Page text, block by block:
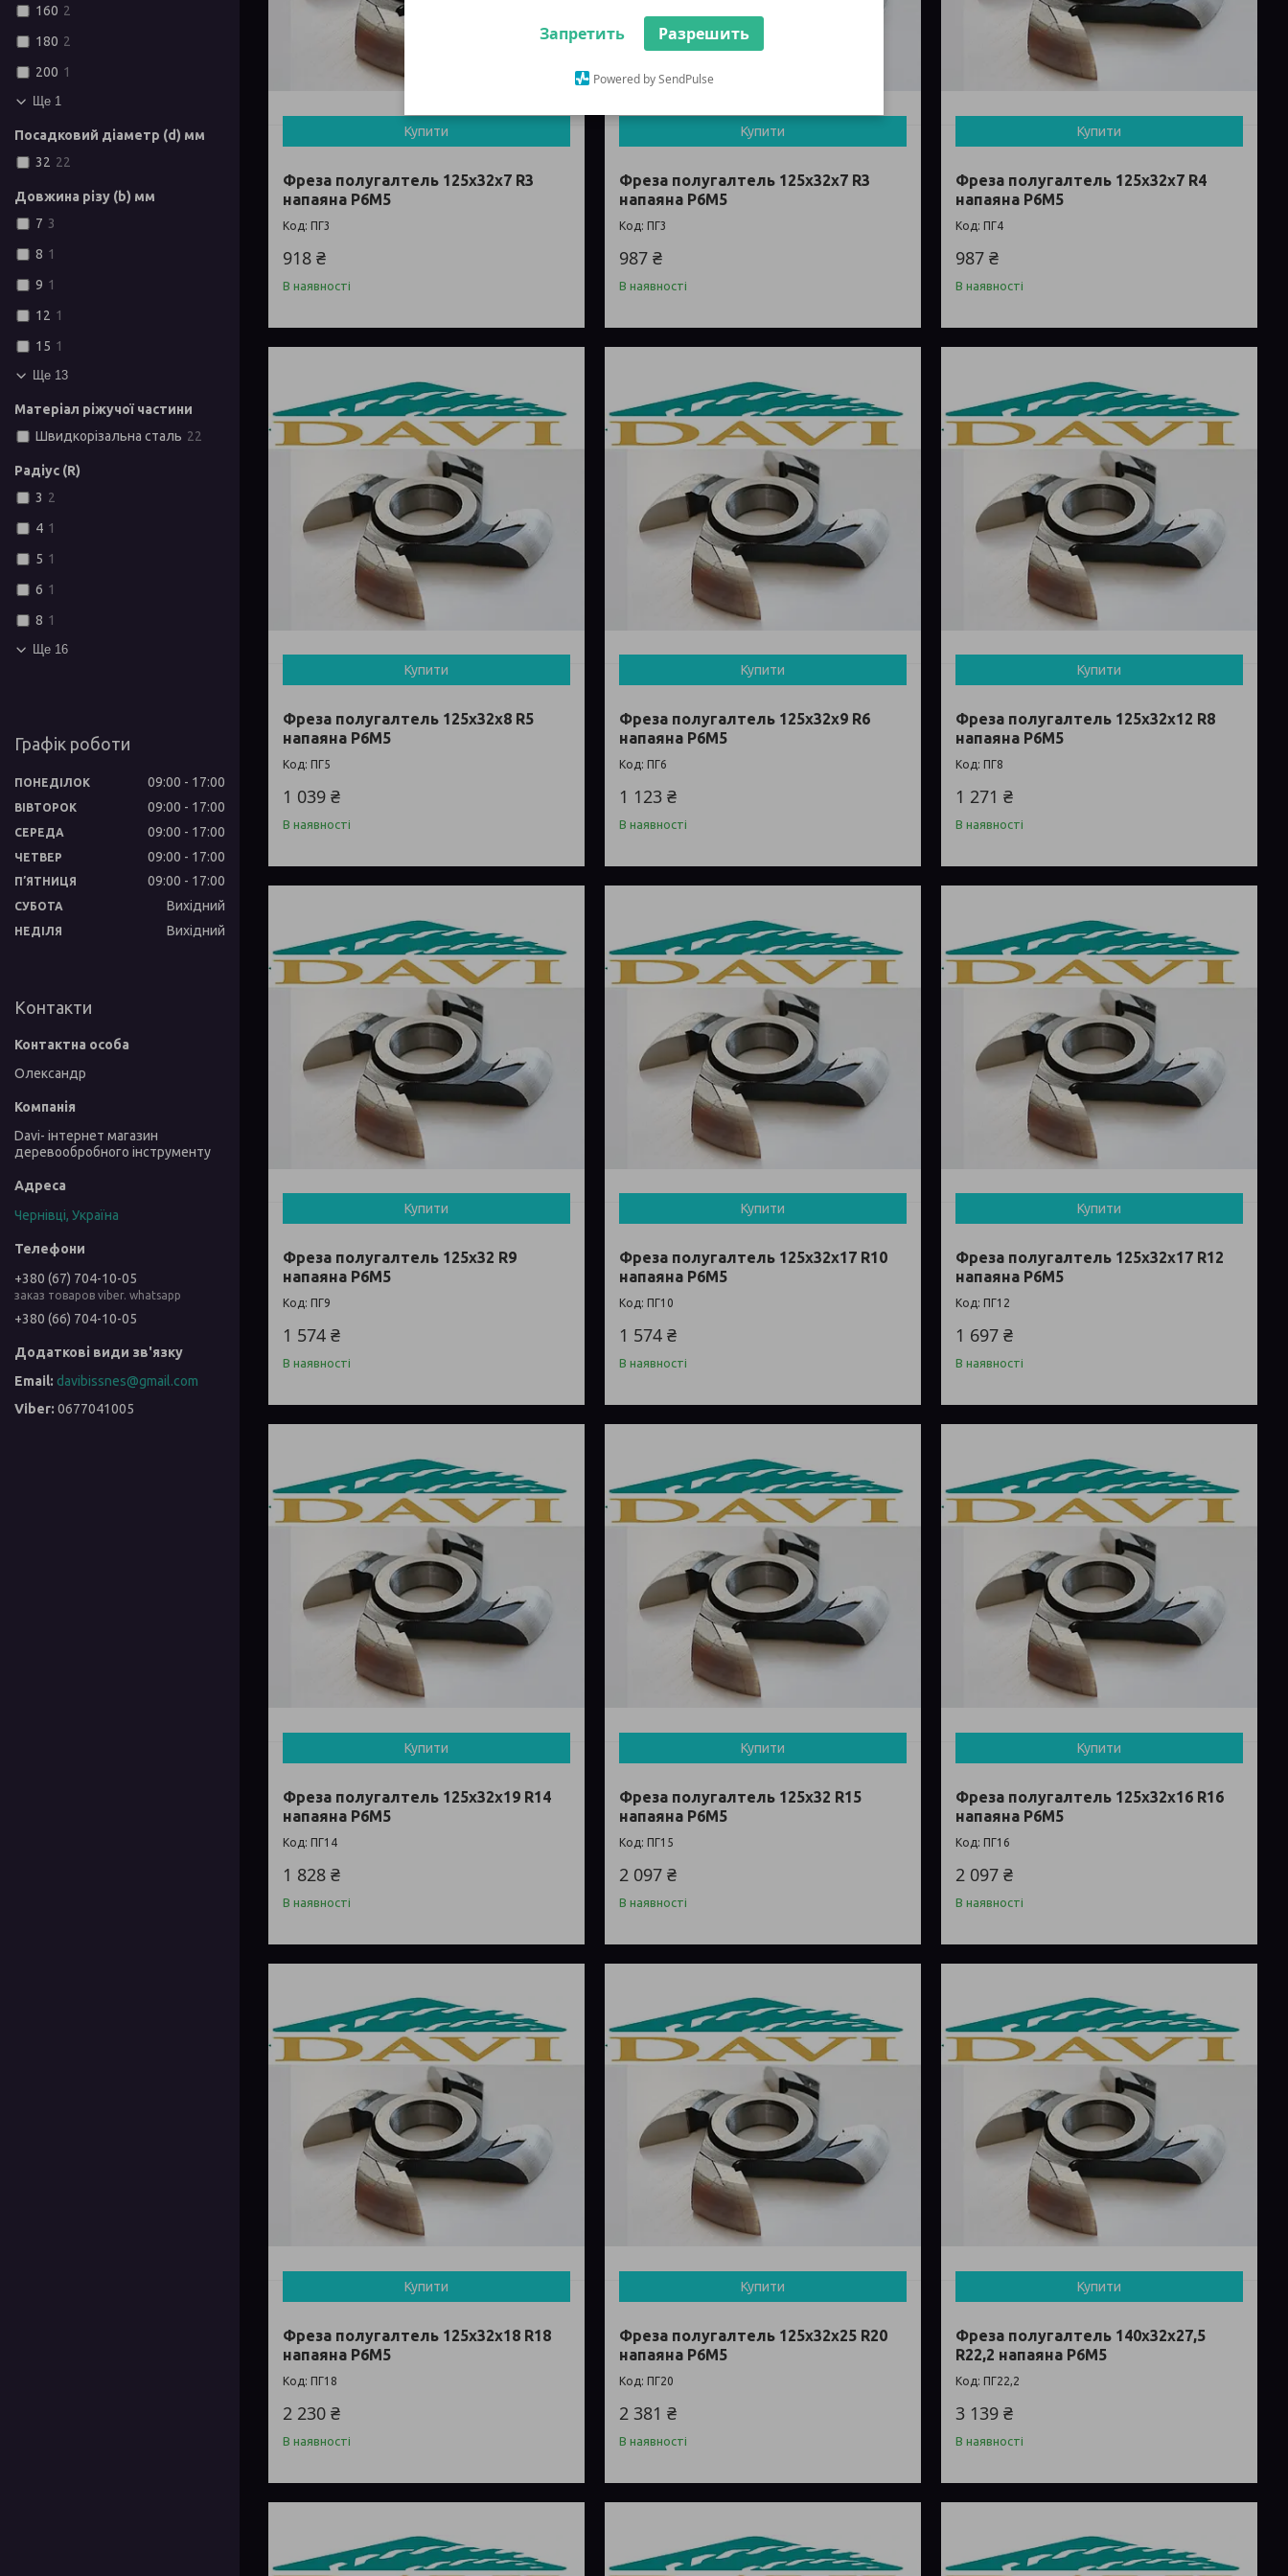
Запретить Разрешить
Powered by SendPulse
Купити
Фреза полугалтель 125х32х7 R3
напаяна Р6М5
ПГ3
918 ₴
В наявності
Купити
Фреза полугалтель 125х32х7 R3
напаяна Р6М5
ПГ3
987 ₴
В наявності
Купити
Фреза полугалтель 125х32х7 R4
напаяна Р6М5
ПГ4
987 ₴
В наявності
Купити
Фреза полугалтель 125х32х8 R5
напаяна Р6М5
ПГ5
1 039 ₴
В наявності
Купити
Фреза полугалтель 125х32х9 R6
напаяна Р6М5
ПГ6
1 123 ₴
В наявності
Купити
Фреза полугалтель 125х32х12 R8
напаяна Р6М5
ПГ8
1 271 ₴
В наявності
Купити
Фреза полугалтель 125х32 R9
напаяна Р6М5
ПГ9
1 574 ₴
В наявності
Купити
Фреза полугалтель 125х32х17 R10
напаяна Р6М5
ПГ10
1 574 ₴
В наявності
Купити
Фреза полугалтель 125х32х17 R12
напаяна Р6М5
ПГ12
1 697 ₴
В наявності
Купити
Фреза полугалтель 125х32х19 R14
напаяна Р6М5
ПГ14
1 828 ₴
В наявності
Купити
Фреза полугалтель 125х32 R15
напаяна Р6М5
ПГ15
2 097 ₴
В наявності
Купити
Фреза полугалтель 125х32х16 R16
напаяна Р6М5
ПГ16
2 097 ₴
В наявності
Купити
Фреза полугалтель 125х32х18 R18
напаяна Р6М5
ПГ18
2 230 ₴
В наявності
Купити
Фреза полугалтель 125х32х25 R20
напаяна Р6М5
ПГ20
2 381 ₴
В наявності
Купити
Фреза полугалтель 140х32х27,5
R22,2 напаяна Р6М5
ПГ22,2
3 139 ₴
В наявності
160 2
180 2
200 1
Ще 1
Посадковий діаметр (d) мм
32 22
Довжина різу (b) мм
7 3
8 1
9 1
12 1
15 1
Ще 13
Матеріал ріжучої частини
Швидкорізальна сталь 22
Радіус (R)
3 2
4 1
5 1
6 1
8 1
Ще 16
Графік роботи
ПОНЕДІЛОК 09:00 17:00
ВІВТОРОК 09:00 17:00
СЕРЕДА 09:00 17:00
ЧЕТВЕР 09:00 17:00
ПʼЯТНИЦЯ 09:00 17:00
СУБОТА Вихідний
НЕДІЛЯ Вихідний
Контакти
Олександр
Davi- інтернет магазин
деревообробного інструменту
Чернівці, Україна
+380 (67) 704-10-05
заказ товаров viber. whatsapp
+380 (66) 704-10-05
davibissnes@gmail.com
0677041005